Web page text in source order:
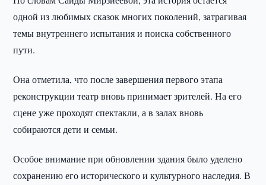
одной из любимых сказок многих поколений, затрагивая
темы внутреннего испытания и поиска собственного
пути.
Она отметила, что после завершения первого этапа
реконструкции театр вновь принимает зрителей. На его
сцене уже проходят спектакли, а в залах вновь
собираются дети и семьи.
Особое внимание при обновлении здания было уделено
сохранению его исторического и культурного наследия. В